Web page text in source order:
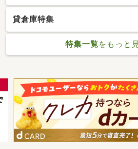
貸倉庫特集
特集一覧をもっと